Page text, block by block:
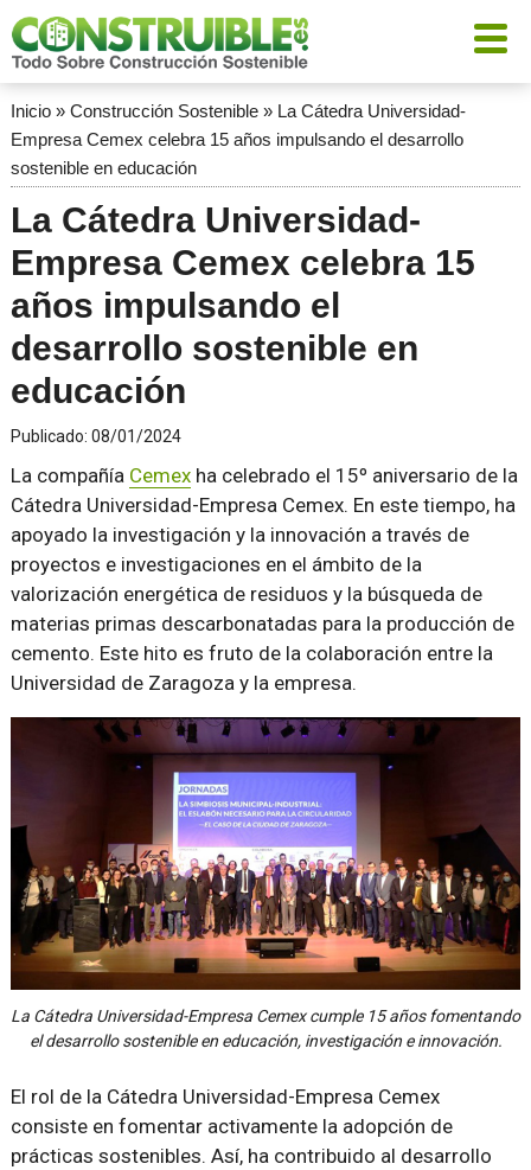
Inicio» Construcción Sostenible» La Cátedra Universidad-
Empresa Cemex celebra 15 años impulsando el desarrollo
sostenible en educación
La Cátedra Universidad-
Empresa Cemex celebra 15
años impulsando el
desarrollo sostenible en
educación
Publicado: 08/01/2024
La compañía Cemexha celebrado el 15º aniversario de la
Cátedra Universidad-Empresa Cemex. En este tiempo, ha
apoyado la investigación y la innovación a través de
proyectos e investigaciones en el ámbito de la
valorización energética de residuos y la búsqueda de
materias primas descarbonatadas para la producción de
cemento. Este hito es fruto de la colaboración entre la
Universidad de Zaragoza y la empresa.
La Cátedra Universidad-Empresa Cemex cumple 15 años fomentando
el desarrollo sostenible en educación, investigación e innovación.
El rol de la Cátedra Universidad-Empresa Cemex
consiste en fomentar activamente la adopción de
prácticas sostenibles. Así, ha contribuido al desarrollo